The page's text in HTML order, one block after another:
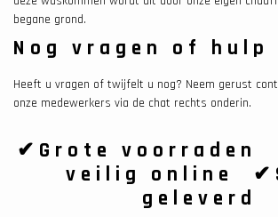
begane grond.
Nog vragen of hulp
Heeft u vragen of twijfelt u nog? Neem gerust
onze medewerkers via de chat rechts onderin.
✔Grote voorraden
veilig online
geleverd